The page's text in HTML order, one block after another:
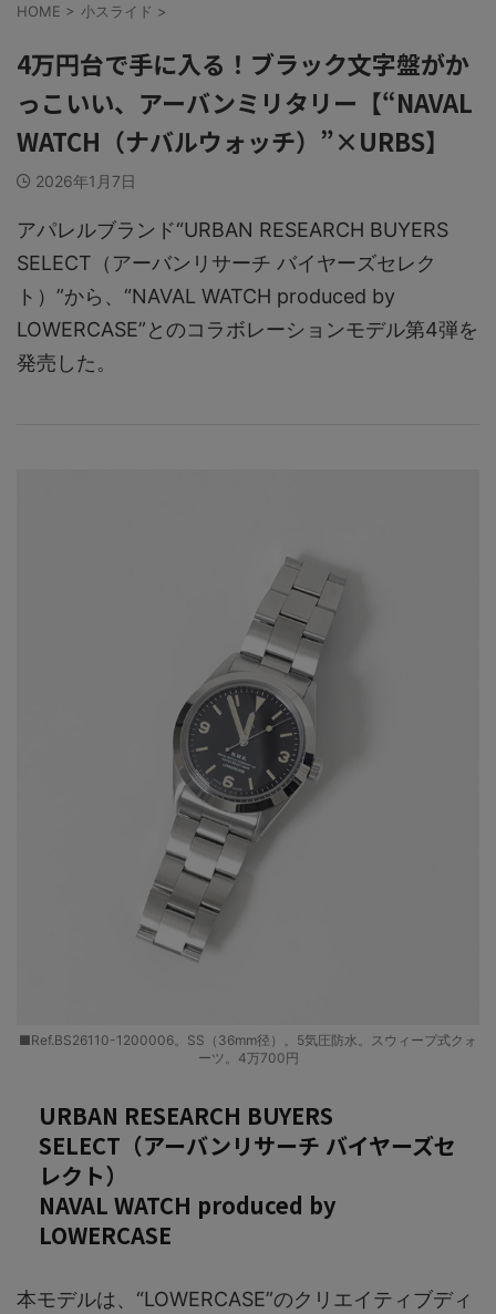
HOME > 小スライド >
4万円台で手に入る！ブラック文字盤がか
っこいい、アーバンミリタリー【“NAVAL
WATCH（ナバルウォッチ）”×URBS】
2026年1月7日
アパレルブランド“URBAN RESEARCH BUYERS
SELECT（アーバンリサーチ バイヤーズセレク
ト）”から、“NAVAL WATCH produced by
LOWERCASE”とのコラボレーションモデル第4弾を
発売した。
■Ref.BS26110-1200006。SS（36mm径）。5気圧防水。スウィープ式クォ
ーツ。4万700円
URBAN RESEARCH BUYERS
SELECT（アーバンリサーチ バイヤーズセ
レクト）
NAVAL WATCH produced by
LOWERCASE
本モデルは、“LOWERCASE”のクリエイティブディ